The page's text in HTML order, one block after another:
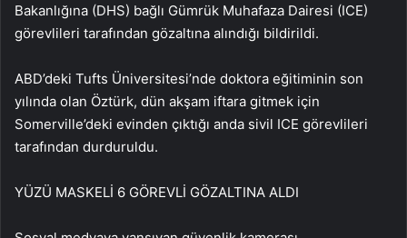
Bakanlığına (DHS) bağlı Gümrük Muhafaza Dairesi (ICE)
görevlileri tarafından gözaltına alındığı bildirildi.
ABD’deki Tufts Üniversitesi’nde doktora eğitiminin son
yılında olan Öztürk, dün akşam iftara gitmek için
Somerville’deki evinden çıktığı anda sivil ICE görevlileri
tarafından durduruldu.
YÜZÜ MASKELİ 6 GÖREVLİ GÖZALTINA ALDI